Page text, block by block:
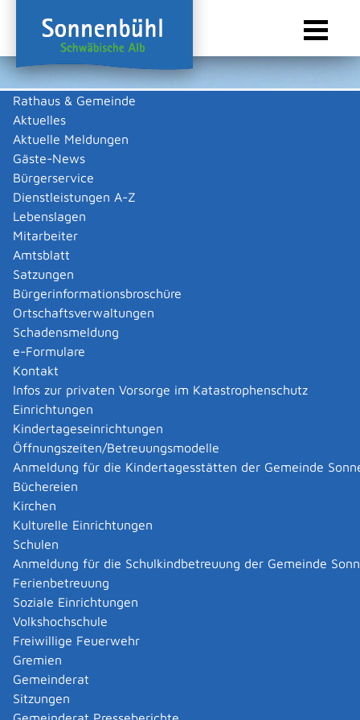
Rathaus & Gemeinde
Aktuelles
Aktuelle Meldungen
Gäste-News
Bürgerservice
Dienstleistungen A-Z
Lebenslagen
Mitarbeiter
Amtsblatt
Satzungen
Bürgerinformationsbroschüre
Ortschaftsverwaltungen
Schadensmeldung
e-Formulare
Kontakt
Infos zur privaten Vorsorge im Katastrophenschutz
Einrichtungen
Kindertageseinrichtungen
Öffnungszeiten/Betreuungsmodelle
Anmeldung für die Kindertagesstätten der Gemeinde
Büchereien
Kirchen
Kulturelle Einrichtungen
Schulen
Anmeldung für die Schulkindbetreuung der Gemeinde
Ferienbetreuung
Soziale Einrichtungen
Volkshochschule
Freiwillige Feuerwehr
Gremien
Gemeinderat
Sitzungen
Sie sind hier:
Gastronomie
Keine Daten vorhanden
Zurück zur Suche
Zurück zur Suche
||